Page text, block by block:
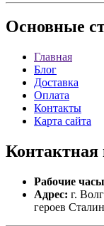
Основные
Главная
Блог
Доставка
Оплата
Контакты
Карта сайта
Контактная
Рабочие
Адрес: г.
героев